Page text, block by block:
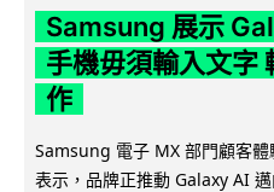
Samsung 展示
手機毋須輸入文字
作
Samsung 電子 MX 部門顧客
表示，品牌正推動 Galaxy AI